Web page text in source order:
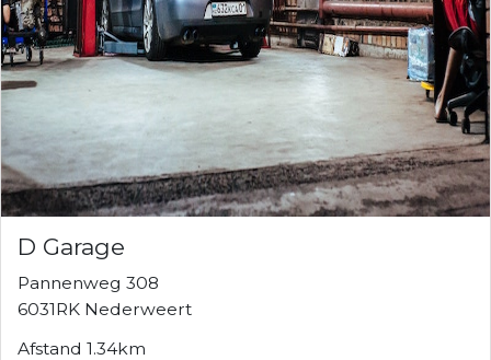
D Garage
Pannenweg 308
6031RK Nederweert
Afstand 1.34km